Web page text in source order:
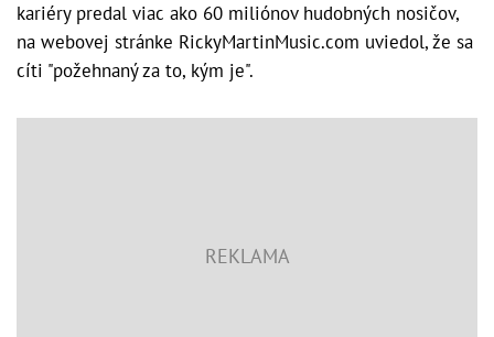
kariéry predal viac ako 60 miliónov hudobných nosičov,
na webovej stránke RickyMartinMusic.com uviedol, že sa
cíti "požehnaný za to, kým je".